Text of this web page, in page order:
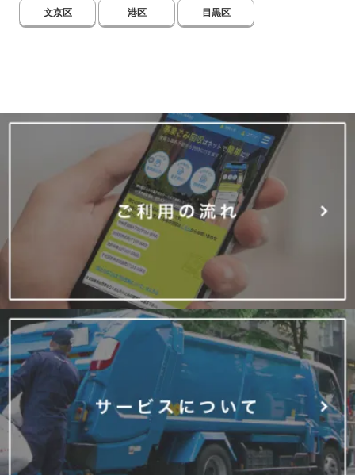
文京区 港区 目黒区